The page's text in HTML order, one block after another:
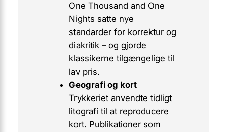
One Thousand and One
Nights satte nye
standarder for korrektur og
diakritik – og gjorde
klassikerne tilgængelige til
lav pris.
Geografi og kort
Trykkeriet anvendte tidligt
litografi til at reproducere
kort. Publikationer som